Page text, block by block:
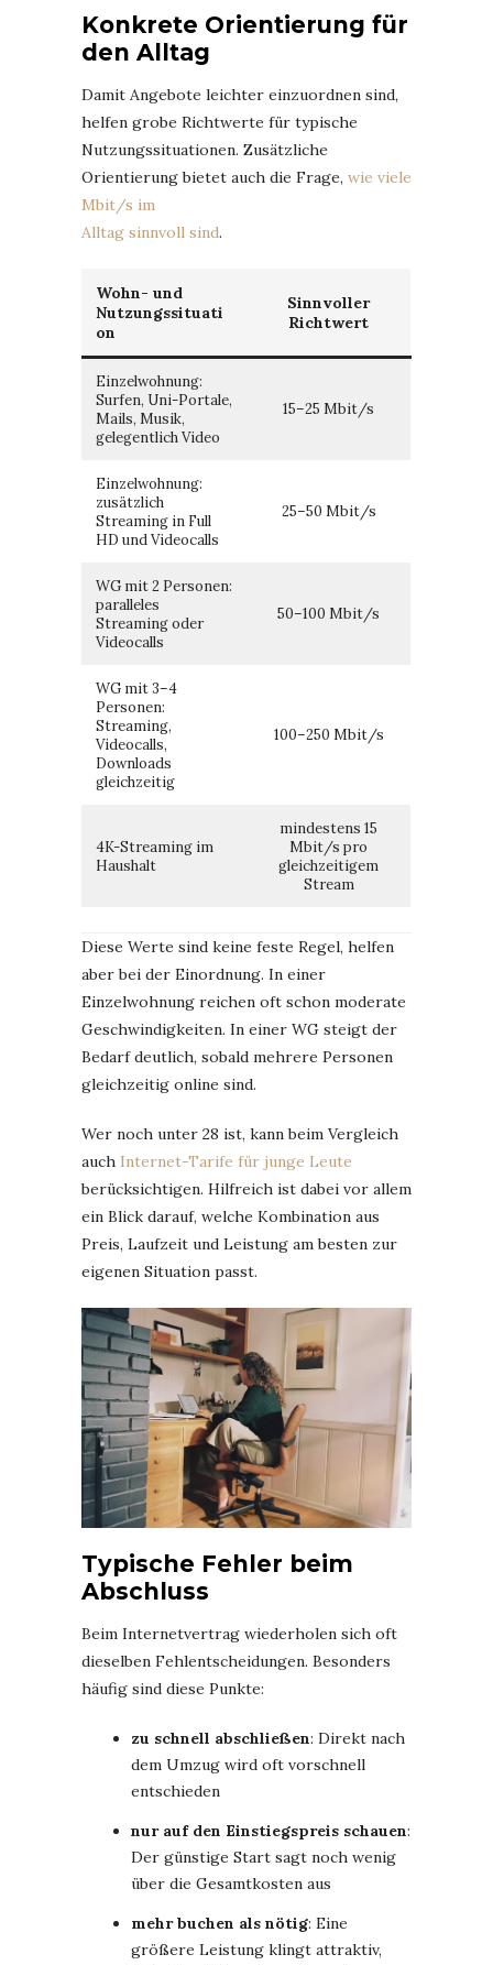
Konkrete Orientierung für
den Alltag
Damit Angebote leichter einzuordnen sind,
helfen grobe Richtwerte für typische
Nutzungssituationen. Zusätzliche
Orientierung bietet auch die Frage, wie viele
Mbit/s im
Alltag sinnvoll sind.
Wohn- und
Nutzungssituati
on
Sinnvoller
Richtwert
Einzelwohnung:
Surfen, Uni-Portale,
Mails, Musik,
gelegentlich Video
15–25 Mbit/s
Einzelwohnung:
zusätzlich
Streaming in Full
HD und Videocalls
25–50 Mbit/s
WG mit 2 Personen:
paralleles
Streaming oder
Videocalls
50–100 Mbit/s
WG mit 3–4
Personen:
Streaming,
Videocalls,
Downloads
gleichzeitig
100–250 Mbit/s
4K-Streaming im
Haushalt
mindestens 15
Mbit/s pro
gleichzeitigem
Stream
Diese Werte sind keine feste Regel, helfen
aber bei der Einordnung. In einer
Einzelwohnung reichen oft schon moderate
Geschwindigkeiten. In einer WG steigt der
Bedarf deutlich, sobald mehrere Personen
gleichzeitig online sind.
Wer noch unter 28 ist, kann beim Vergleich
auch Internet-Tarife für junge Leute
berücksichtigen. Hilfreich ist dabei vor allem
ein Blick darauf, welche Kombination aus
Preis, Laufzeit und Leistung am besten zur
eigenen Situation passt.
Typische Fehler beim
Abschluss
Beim Internetvertrag wiederholen sich oft
dieselben Fehlentscheidungen. Besonders
häufig sind diese Punkte:
zu schnell abschließen: Direkt nach
dem Umzug wird oft vorschnell
entschieden
nur auf den Einstiegspreis schauen:
Der günstige Start sagt noch wenig
über die Gesamtkosten aus
mehr buchen als nötig: Eine
größere Leistung klingt attraktiv,